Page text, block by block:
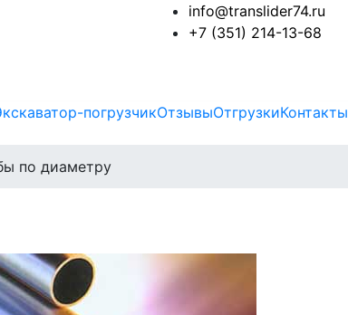
info@translider74.ru
+7 (351) 214-13-68
погрузчикОтзывыОтгрузкиКонтакты
по диаметру